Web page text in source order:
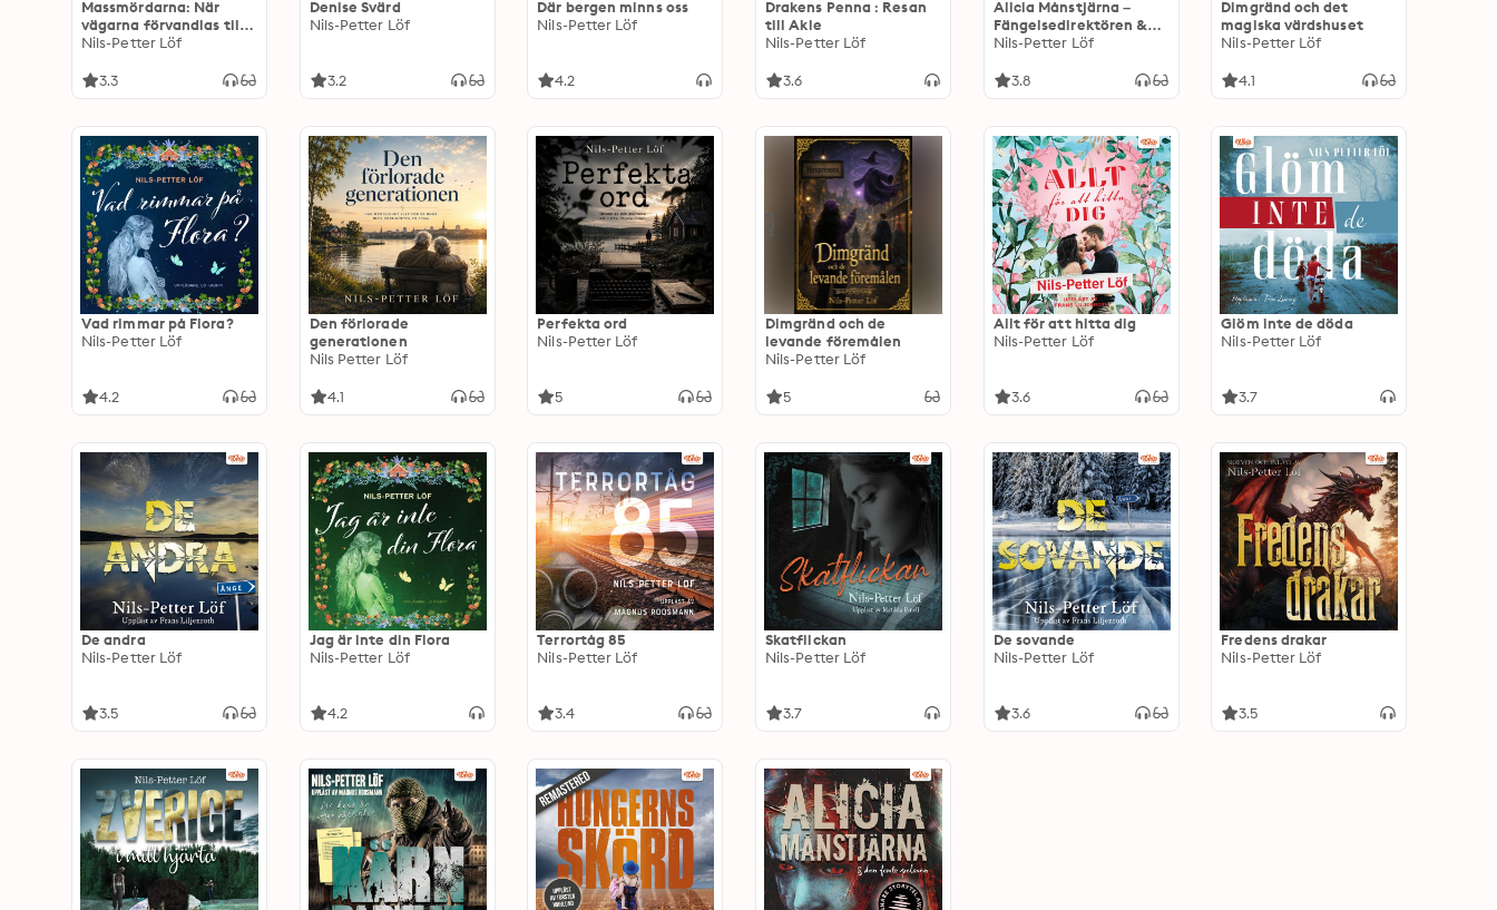
Massmördarna: När
vägarna förvandlas till
slagfält är ingen på väg
Nils-Petter Löf
3.3
Denise Svärd
Nils-Petter Löf
3.2
Där bergen minns oss
Nils-Petter Löf
4.2
Drakens Penna : Resan
till Akle
Nils-Petter Löf
3.6
Alicia Månstjärna –
Fängelsedirektören &
det hemliga sällskapet
Nils-Petter Löf
3.8
Dimgränd och det
magiska värdshuset
Nils-Petter Löf
4.1
Vad rimmar på Flora?
Nils-Petter Löf
4.2
Den förlorade
generationen
Nils Petter Löf
4.1
Perfekta ord
Nils-Petter Löf
5
Dimgränd och de
levande föremålen
Nils-Petter Löf
5
Allt för att hitta dig
Nils-Petter Löf
3.6
Glöm inte de döda
Nils-Petter Löf
3.7
De andra
Nils-Petter Löf
3.5
Jag är inte din Flora
Nils-Petter Löf
4.2
Terrortåg 85
Nils-Petter Löf
3.4
Skatflickan
Nils-Petter Löf
3.7
De sovande
Nils-Petter Löf
3.6
Fredens drakar
Nils-Petter Löf
3.5